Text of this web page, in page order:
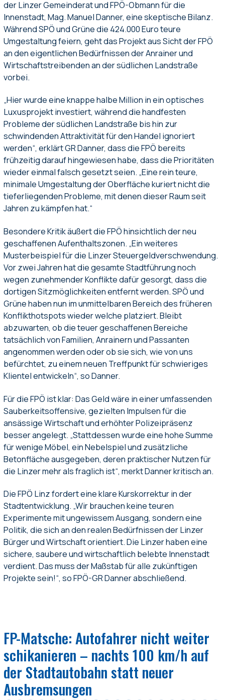
der Linzer Gemeinderat und FPÖ-Obmann für die
Innenstadt, Mag. Manuel Danner, eine skeptische Bilanz.
Während SPÖ und Grüne die 424.000 Euro teure
Umgestaltung feiern, geht das Projekt aus Sicht der FPÖ
an den eigentlichen Bedürfnissen der Anrainer und
Wirtschaftstreibenden an der südlichen Landstraße
vorbei.
„Hier wurde eine knappe halbe Million in ein optisches
Luxusprojekt investiert, während die handfesten
Probleme der südlichen Landstraße bis hin zur
schwindenden Attraktivität für den Handel ignoriert
werden“, erklärt GR Danner, dass die FPÖ bereits
frühzeitig darauf hingewiesen habe, dass die Prioritäten
wieder einmal falsch gesetzt seien. „Eine rein teure,
minimale Umgestaltung der Oberfläche kuriert nicht die
tieferliegenden Probleme, mit denen dieser Raum seit
Jahren zu kämpfen hat.“
Besondere Kritik äußert die FPÖ hinsichtlich der neu
geschaffenen Aufenthaltszonen. „Ein weiteres
Musterbeispiel für die Linzer Steuergeldverschwendung.
Vor zwei Jahren hat die gesamte Stadtführung noch
wegen zunehmender Konflikte dafür gesorgt, dass die
dortigen Sitzmöglichkeiten entfernt werden. SPÖ und
Grüne haben nun im unmittelbaren Bereich des früheren
Konflikthotspots wieder welche platziert. Bleibt
abzuwarten, ob die teuer geschaffenen Bereiche
tatsächlich von Familien, Anrainern und Passanten
angenommen werden oder ob sie sich, wie von uns
befürchtet, zu einem neuen Treffpunkt für schwieriges
Klientel entwickeln“, so Danner.
Für die FPÖ ist klar: Das Geld wäre in einer umfassenden
Sauberkeitsoffensive, gezielten Impulsen für die
ansässige Wirtschaft und erhöhter Polizeipräsenz
besser angelegt. „Stattdessen wurde eine hohe Summe
für wenige Möbel, ein Nebelspiel und zusätzliche
Betonfläche ausgegeben, deren praktischer Nutzen für
die Linzer mehr als fraglich ist“, merkt Danner kritisch an.
Die FPÖ Linz fordert eine klare Kurskorrektur in der
Stadtentwicklung. „Wir brauchen keine teuren
Experimente mit ungewissem Ausgang, sondern eine
Politik, die sich an den realen Bedürfnissen der Linzer
Bürger und Wirtschaft orientiert. Die Linzer haben eine
sichere, saubere und wirtschaftlich belebte Innenstadt
verdient. Das muss der Maßstab für alle zukünftigen
Projekte sein!“, so FPÖ-GR Danner abschließend.
FP-Matsche: Autofahrer nicht weiter
schikanieren – nachts 100 km/h auf
der Stadtautobahn statt neuer
Ausbremsungen